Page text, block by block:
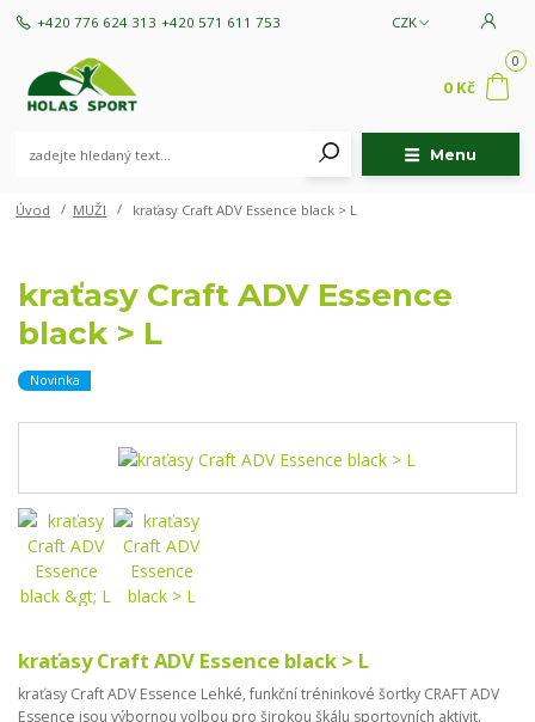
Menu
CZK
+420 776 624 313 +420 571 611 753
0
0 Kč
Úvod MUŽI kraťasy Craft ADV Essence black > L
kraťasy Craft ADV Essence
black > L
Novinka
kraťasy Craft ADV Essence black > L
kraťasy Craft ADV Essence Lehké, funkční tréninkové šortky CRAFT ADV
Essence jsou výbornou volbou pro širokou škálu sportovních aktivit.